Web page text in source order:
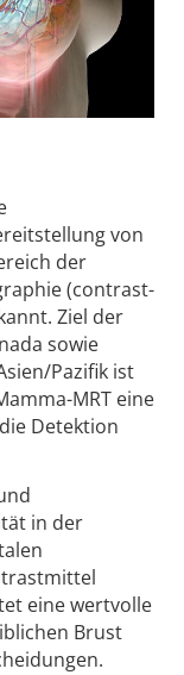
von
der
(contrast-
Ziel der
sowie
Pazifik ist
MRT eine
Detektion
in der
eine wertvolle
Brust